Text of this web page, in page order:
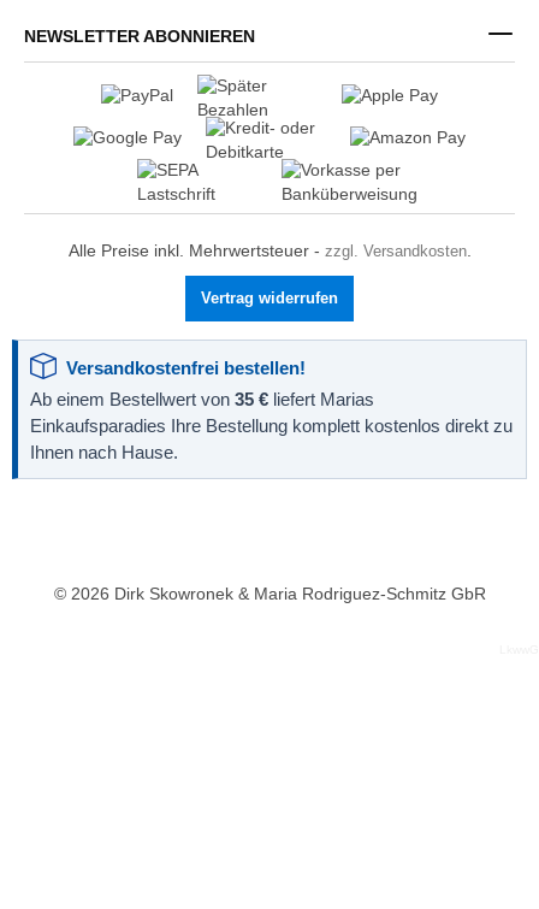
NEWSLETTER ABONNIEREN
Alle Preise inkl. Mehrwertsteuer - zzgl. Versandkosten.
Vertrag widerrufen
Versandkostenfrei bestellen!
Ab einem Bestellwert von 35 € liefert Marias
Einkaufsparadies Ihre Bestellung komplett kostenlos direkt zu
Ihnen nach Hause.
© 2026 Dirk Skowronek & Maria Rodriguez-Schmitz GbR